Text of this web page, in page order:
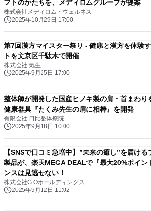
フトのかたちを、メディロムグループが提案
株式会社メディロム・ウェルネス
2025年10月29日 17:00
第7回漢方マイスター祭り - 健康と漢方を体験
トを文京区千駄木で開催
株式会社 氣生
2025年9月25日 17:00
整体師が開発した国産ヒノキ製の肩・首まわり
健康器具『たくみ先生の肩に相棒』を開発
有限会社 日比整体療院
2025年9月18日 10:00
【SNSで口コミ急増中】”未来の癒し”を届け
製品が、楽天MEGA DEALで『最大20%ポイン
ンスは見逃せない！
株式会社G.Oホールディングス
2025年9月12日 11:02